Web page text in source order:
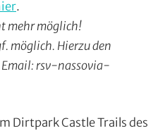
.
mehr möglich!
möglich. Hierzu den
rsv-nassovia-
Dirtpark Castle Trails des